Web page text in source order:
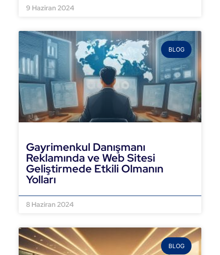
9 Haziran 2024
BLOG
Gayrimenkul Danışmanı
Reklamında ve Web Sitesi
Geliştirmede Etkili Olmanın
Yolları
8 Haziran 2024
BLOG